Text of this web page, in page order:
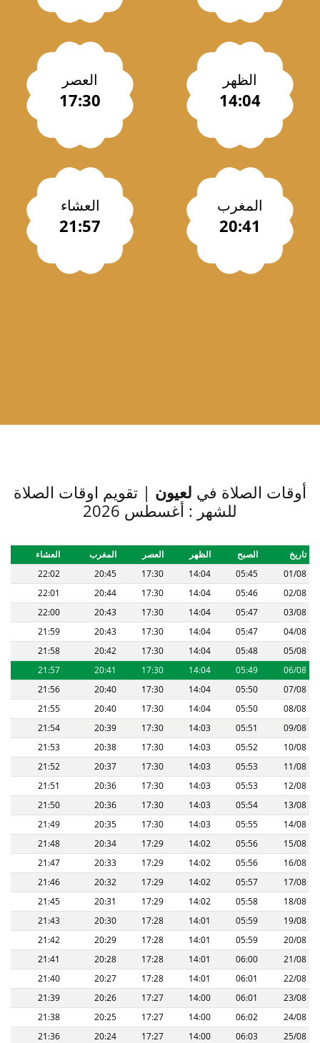
الظهر
14:04
العصر
17:30
المغرب
20:41
العشاء
21:57
أوقات الصلاة في لعيون | تقويم اوقات الصلاة
للشهر : أغسطس 2026
تاريخ الصبح الظهر العصر المغرب
العشاء
01/08
05:45
14:04
17:30
20:45
22:02
02/08
05:46
14:04
17:30
20:44
22:01
03/08
05:47
14:04
17:30
20:43
22:00
04/08
05:47
14:04
17:30
20:43
21:59
05/08
05:48
14:04
17:30
20:42
21:58
06/08
05:49
14:04
17:30
20:41
21:57
07/08
05:50
14:04
17:30
20:40
21:56
08/08
05:50
14:04
17:30
20:40
21:55
09/08
05:51
14:03
17:30
20:39
21:54
10/08
05:52
14:03
17:30
20:38
21:53
11/08
05:53
14:03
17:30
20:37
21:52
12/08
05:53
14:03
17:30
20:36
21:51
13/08
05:54
14:03
17:30
20:36
21:50
14/08
05:55
14:03
17:30
20:35
21:49
15/08
05:56
14:02
17:29
20:34
21:48
16/08
05:56
14:02
17:29
20:33
21:47
17/08
05:57
14:02
17:29
20:32
21:46
18/08
05:58
14:02
17:29
20:31
21:45
19/08
05:59
14:01
17:28
20:30
21:43
20/08
05:59
14:01
17:28
20:29
21:42
21/08
06:00
14:01
17:28
20:28
21:41
22/08
06:01
14:01
17:28
20:27
21:40
23/08
06:01
14:00
17:27
20:26
21:39
24/08
06:02
14:00
17:27
20:25
21:38
25/08
06:03
14:00
17:27
20:24
21:36